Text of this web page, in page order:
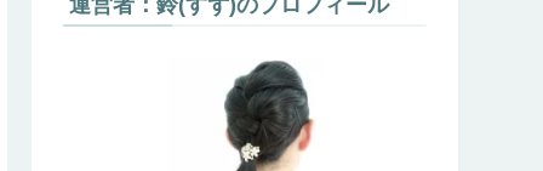
運営者：鈴(すず)のプロフィール